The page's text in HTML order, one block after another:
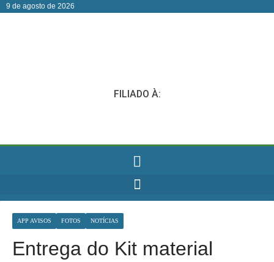
9 de agosto de 2026
FILIADO À:
APP AVISOS FOTOS NOTÍCIAS
Entrega do Kit material